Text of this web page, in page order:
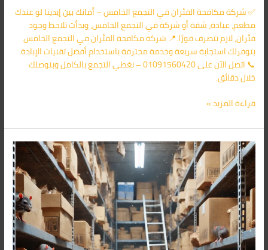
✅ شركة مكافحة الفئران في التجمع الخامس – أمانك بين إيدينا لو عندك
مطعم، عيادة، شقة أو شركة في التجمع الخامس، وبدأت تلاحظ وجود
فئران، لازم تتصرف فورًا.📍 شركة مكافحة الفئران في التجمع الخامس
بتوفرلك استجابة سريعة وخدمة محترفة باستخدام أفضل تقنيات الإبادة.
📞 اتصل الآن على 01091560420 – نغطي التجمع بالكامل وبنوصلك
خلال دقائق.
قراءة المزيد »
شركة
مكافحة
الفئران
فى
جمعية
عرابي
الأقرب